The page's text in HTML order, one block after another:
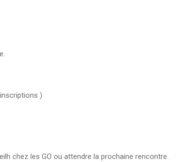
)
chez les GO ou attendre la prochaine rencontre.